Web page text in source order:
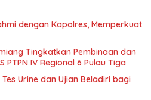
dengan Kapolres, Memperkuat
Tingkatkan Pembinaan dan
PTPN IV Regional 6 Pulau Tiga
Urine dan Ujian Beladiri bagi